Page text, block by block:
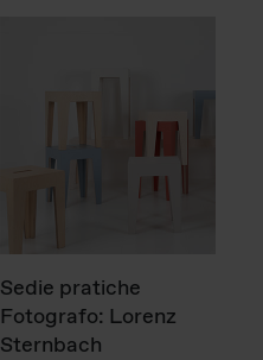
Sedie pratiche
Fotografo: Lorenz
Sternbach